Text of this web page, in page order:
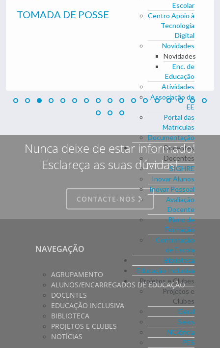
Escolar
Centro Apoio à
Tecnologia
Digital
Novidades
Novidades
Enc. de
Educação
Atividades
Associação de
EE
Portal das
Matrículas
Documentação
Docentes
Docentes
SIGHRE
Inovar Alunos
Inovar Pessoal
Avaliação
Docente
Plano de
Formação
Contratação
de Escola
Biblioteca
Educação Inclusiva
Projetos e Clubes
Projetos e
Clubes
Geral
Selos
NCiência
PES
TOMADA DE POSSE
Nunca deixe de estar informado!
Esclareça as suas dúvidas!
CONTACTE-NOS
NAVEGAÇÃO
AGRUPAMENTO
ALUNOS/ENCARREGADOS DE EDUCAÇÃO
DOCENTES
EDUCAÇÃO INCLUSIVA
BIBLIOTECA
PROJETOS E CLUBES
NOTÍCIAS